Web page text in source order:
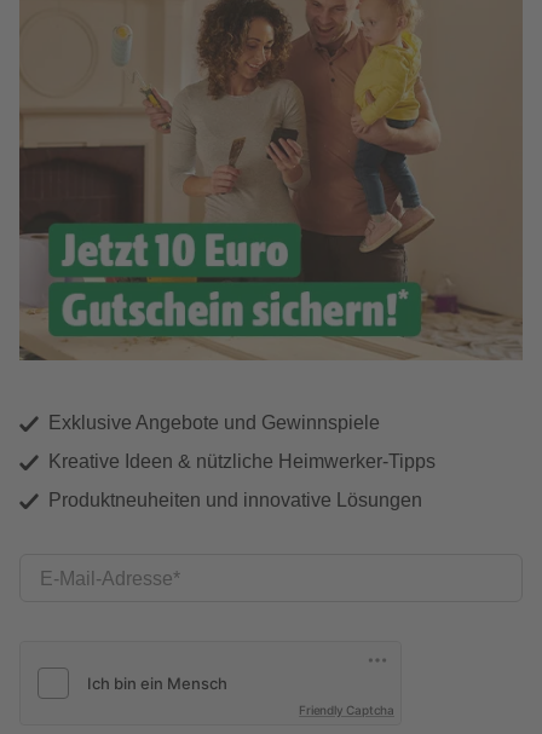
Exklusive Angebote und Gewinnspiele
Kreative Ideen & nützliche Heimwerker-Tipps
Produktneuheiten und innovative Lösungen
E-Mail-Adresse
Friendly Captcha